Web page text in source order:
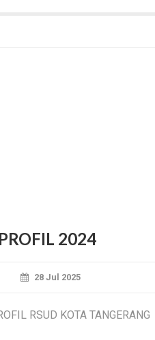
PROFIL 2024
28 Jul 2025
RSUD KOTA TANGERANG